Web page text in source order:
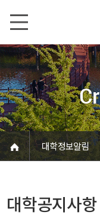
대학정보알림
대학공지사항